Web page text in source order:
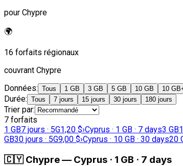
pour Chypre
🌍
16 forfaits régionaux
couvrant Chypre
Données: Tous 1 GB 3 GB 5 GB 10 GB 10
Durée: Tous 7 jours 15 jours 30 jours 180 jours
Trier par:
7 forfaits
1 GB7 jours · 5G1,20 $›Cyprus · 1 GB · 7 days3 GB
GB30 jours · 5G9,00 $›Cyprus · 10 GB · 30 days20
🇨🇾 Chypre— Cyprus · 1 GB · 7 days